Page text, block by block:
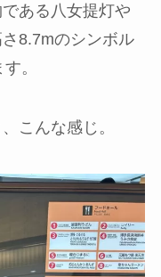
ある八女提灯や
8.7mのシンボル
。
こんな感じ。